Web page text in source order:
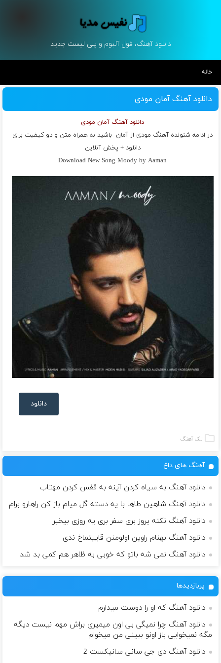
دانلود آهنگ، فول آلبوم و پلی لیست جدید
خانه
دانلود آهنگ آمان مودی
دانلود آهنگ آمان مودی
در ادامه شنونده آهنگ مودی از آمان باشید به همراه متن و دو کیفیت برای
دانلود + پخش آنلاین
Download New Song Moody by Aaman
دانلود
تک آهنگ
آهنگ های داغ
دانلود آهنگ به سیاه کردن آینه به قفس کردن مهتاب
دانلود آهنگ شاهین طاها با یه دسته گل میام باز کن راهارو برام
دانلود آهنگ نکنه یروز بری سفر بری یه روزی بیخبر
دانلود آهنگ بهنام راوین اولومنن قاییتماخ ندی
دانلود آهنگ نمی شه باتو که خوبی به ظاهر هم کمی بد شد
پربازدیدها
دانلود آهنگ که او را دوست میدارم
دانلود آهنگ چرا نمیگی بی اون میمیری براش مهم نیست دیگه
مگه نمیخوایی باز اونو ببینی من میخوام
دانلود آهنگ دی جی سانی سانیکست 2